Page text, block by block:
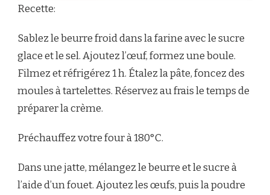
Recette:
Sablez le beurre froid dans la farine avec le sucre
glace et le sel. Ajoutez l’œuf, formez une boule.
Filmez et réfrigérez 1 h. Étalez la pâte, foncez des
moules à tartelettes. Réservez au frais le temps de
préparer la crème.
Préchauffez votre four à 180°C.
Dans une jatte, mélangez le beurre et le sucre à
l’aide d’un fouet. Ajoutez les œufs, puis la poudre